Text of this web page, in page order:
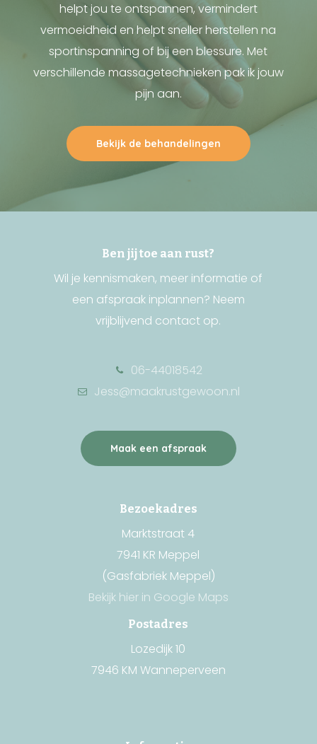
helpt jou te ontspannen, vermindert
vermoeidheid en helpt sneller herstellen na
sportinspanning of bij een blessure. Met
verschillende massagetechnieken pak ik jouw
pijn aan.
Bekijk de behandelingen
Ben jij toe aan rust?
Wil je kennismaken, meer informatie of
een afspraak inplannen? Neem
vrijblijvend contact op.
06-44018542
Jess@maakrustgewoon.nl
Maak een afspraak
Bezoekadres
Marktstraat 4
7941 KR Meppel
(Gasfabriek Meppel)
Bekijk hier in Google Maps
Postadres
Lozedijk 10
7946 KM Wanneperveen